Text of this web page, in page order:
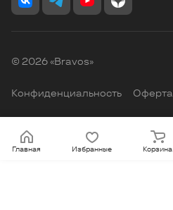
Главная Избранные Корзина
© 2026 «Bravos»
Конфиденциальность Оферта